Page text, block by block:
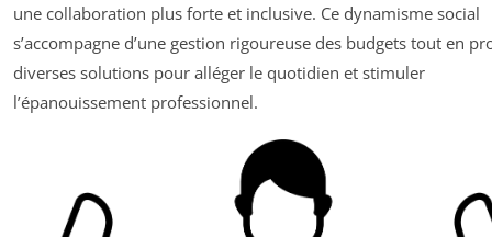
une collaboration plus forte et inclusive. Ce dynamisme social
s’accompagne d’une gestion rigoureuse des budgets tout en
diverses solutions pour alléger le quotidien et stimuler
l’épanouissement professionnel.